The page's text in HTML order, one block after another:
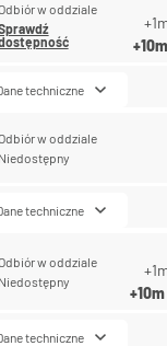
w oddziale
+10m
techniczne
w oddziale
Niedostępny
techniczne
w oddziale
Niedostępny
+10m
techniczne